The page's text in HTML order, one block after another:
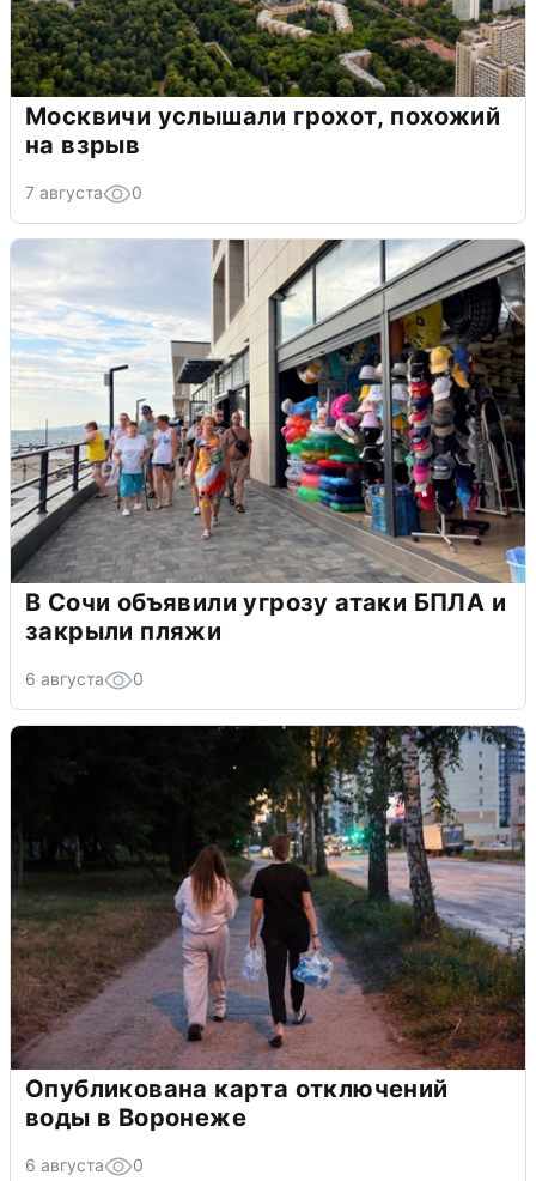
Москвичи услышали грохот, похожий
на взрыв
7 августа 0
В Сочи объявили угрозу атаки БПЛА и
закрыли пляжи
6 августа 0
Опубликована карта отключений
воды в Воронеже
6 августа 0